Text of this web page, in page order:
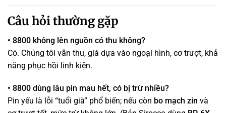
Câu hỏi thường gặp
• 8800 không lên nguồn có thu không?
Có. Chúng tôi vẫn thu, giá dựa vào ngoại hình, cơ trượt, khả
năng phục hồi linh kiện.
• 8800 dùng lâu pin mau hết, có bị trừ nhiều?
Pin yếu là lỗi “tuổi già” phổ biến; nếu còn bo mạch zin và